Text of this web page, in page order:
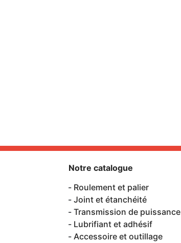
Notre catalogue
Roulement et palier
Joint et étanchéité
Transmission de puissance
Lubrifiant et adhésif
Accessoire et outillage